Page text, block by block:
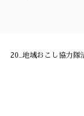
20_地域おこし協力